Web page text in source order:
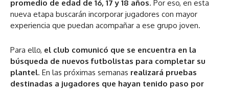
promedio de edad de 16, 17 y 18 años. Por eso, en esta
nueva etapa buscarán incorporar jugadores con mayor
experiencia que puedan acompañar a ese grupo joven.
Para ello, el club comunicó que se encuentra en la
búsqueda de nuevos futbolistas para completar su
plantel. En las próximas semanas realizará pruebas
destinadas a jugadores que hayan tenido paso por